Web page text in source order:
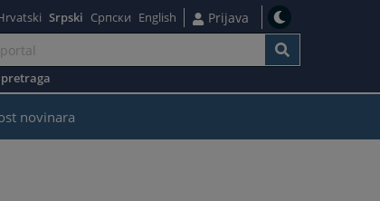
Srpski Српски English Prijava
novinara